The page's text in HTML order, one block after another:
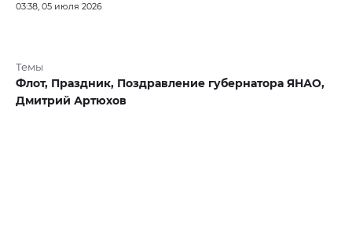
03:38, 05 июля 2026
Темы
Флот, Праздник, Поздравление губернатора ЯНАО,
Дмитрий Артюхов